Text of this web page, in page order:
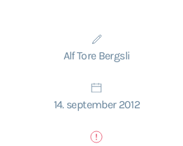
Alf Tore Bergsli
14. september 2012